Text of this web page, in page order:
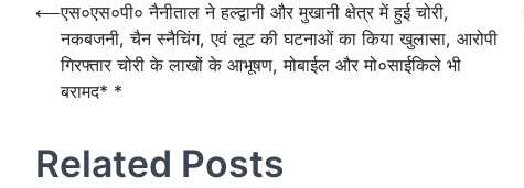
Post
navigation
⟵एस०एस०पी० नैनीताल ने हल्द्वानी और मुखानी क्षेत्र में हुई चोरी,
नकबजनी, चैन स्नैचिंग, एवं लूट की घटनाओं का किया खुलासा, आरोपी
गिरफ्तार चोरी के लाखों के आभूषण, मोबाईल और मो०साईकिले भी
बरामद* *
Related Posts